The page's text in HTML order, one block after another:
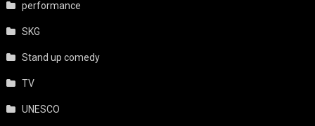
performance
SKG
Stand up comedy
TV
UNESCO